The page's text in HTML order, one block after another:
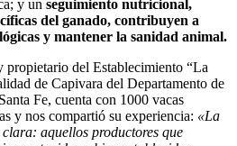
y un seguimiento nutricional,
del ganado, contribuyen a
y mantener la sanidad animal.
del Establecimiento “La
de Capivara del Departamento de
Fe, cuenta con 1000 vacas
y nos compartió su experiencia: «La
aquellos productores que